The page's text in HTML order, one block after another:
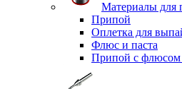
Материалы для
Припой
Оплетка для
Флюс и паста
Припой с флюсом